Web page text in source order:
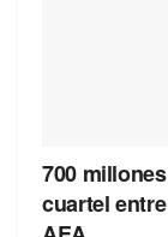
700
cuartel